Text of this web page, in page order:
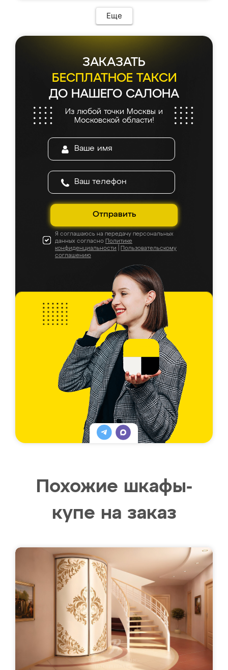
мебель сразу встала на свое место без
каких-либо доработок. Качеством осталась
довольна, все выглядит так, как и ожидала.
Еще
ЗАКАЗАТЬ
БЕСПЛАТНОЕ ТАКСИ
ДО НАШЕГО САЛОНА
Из любой точки Москвы и
Московской области!
Отправить
Я соглашаюсь на передачу персональных
данных согласно Политике
конфиденциальности
Пользовательскому
соглашению
Похожие шкафы-
купе на заказ